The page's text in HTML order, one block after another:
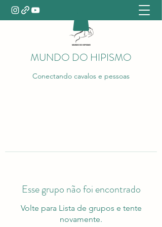
MUNDO DO HIPISMO
Conectando cavalos e pessoas
Esse grupo não foi encontrado
Volte para Lista de grupos e tente
novamente.